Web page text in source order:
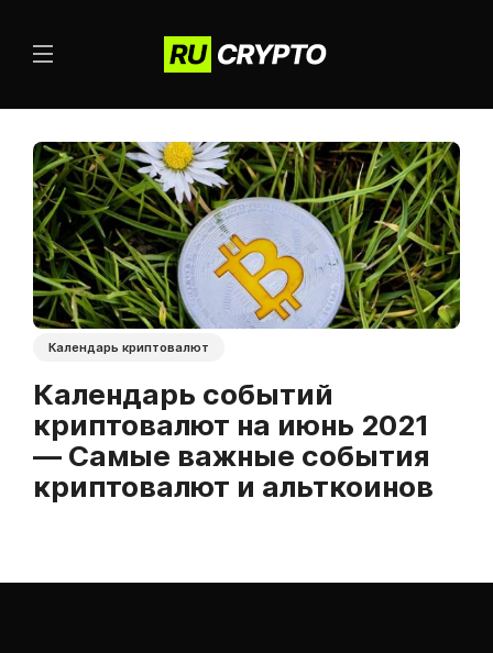
Календарь криптовалют
Календарь событий
криптовалют на июнь 2021
— Самые важные события
криптовалют и альткоинов